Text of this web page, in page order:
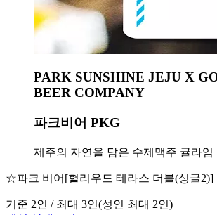
PARK SUNSHINE JEJU X
BEER COMPANY
파크비어 PKG
제주의 자연을 담은 수제맥주 귤라임
☆파크 비어[헐리우드 테라스 더블(싱글2)]
기준 2인 / 최대 3인(성인 최대 2인)